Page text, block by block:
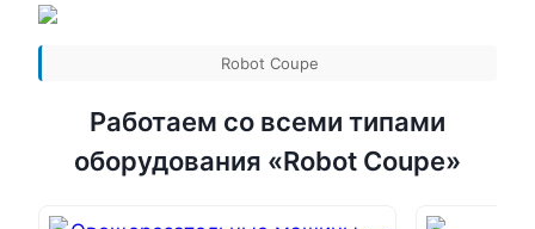
Robot Coupe
Работаем со всеми типами
оборудования «Robot Coupe»